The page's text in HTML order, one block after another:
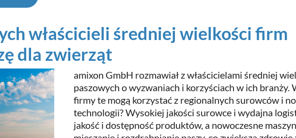
właścicieli średniej wielkości firm
dla zwierząt
amixon GmbH rozmawiał z właścicielami średniej
paszowych o wyzwaniach i korzyściach w ich branży.
firmy te mogą korzystać z regionalnych surowców i
technologii? Wysokiej jakości surowce i wydajna
jakość i dostępność produktów, a nowoczesne